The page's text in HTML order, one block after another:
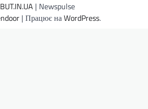
BUT.IN.UA | Newspulse
| Працює наWordPress.